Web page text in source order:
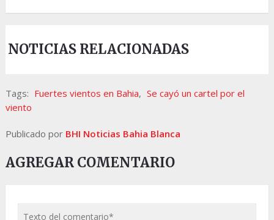
NOTICIAS RELACIONADAS
Tags: Fuertes vientos en Bahia, Se cayó un cartel por el
viento
Publicado por BHI Noticias Bahia Blanca
AGREGAR COMENTARIO